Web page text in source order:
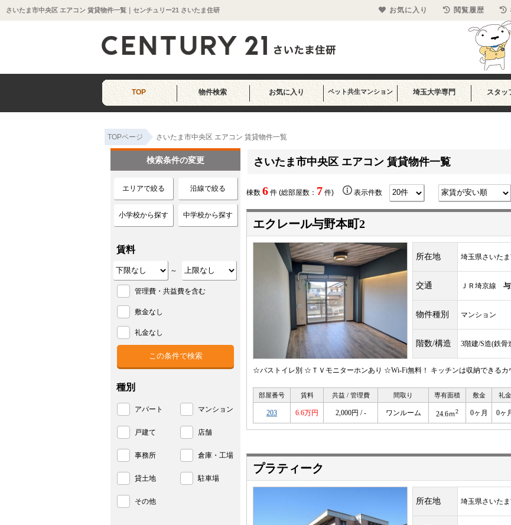
さいたま市中央区 エアコン 賃貸物件一覧｜センチュリー21 さいたま住研
TOP 物件検索 お気に入り ペット共生マンション 埼玉大学専門 スタッ
TOPページ さいたま市中央区 エアコン 賃貸物件一覧
さいたま市中央区 エアコン 賃貸物件一覧
棟数 6 件 (総部屋数： 7 件) 表示件数
エクレール与野本町2
所在地 埼玉県さいた
交通 ＪＲ埼京線
物件種別 マンション
階数/構造 3階建/S造(鉄骨
☆バストイレ別 ☆ＴＶモニターホンあり ☆Wi-Fi無料！ キッチンは収納できるカ
部屋番号 賃料 共益 / 管理費 間取り 専有面積 敷金 礼金
203 6.6万円 2,000円 / - ワンルーム 24.6ｍ2 0ヶ月 0ヶ
プラティーク
所在地 埼玉県さいた
検索条件の変更
エリアで絞る 沿線で絞る
小学校から探す 中学校から探す
賃料
～
管理費・共益費を含む
敷金なし
礼金なし
種別
アパート マンション
戸建て 店舗
事務所 倉庫・工場
貸土地 駐車場
その他
お気に入り 閲覧履歴